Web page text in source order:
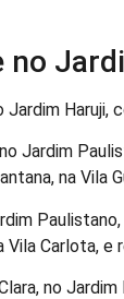
no
Haruji,
Jardim
na Vila
Carlota, e
no